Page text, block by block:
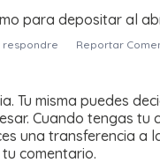
para depositar al
respondre Reportar
Tu misma puedes
Cuando tengas tu
una transferencia a
comentario.